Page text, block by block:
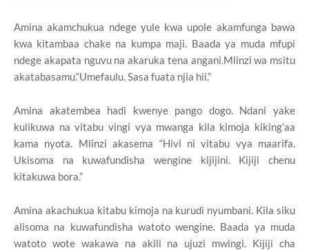
Amina akamchukua ndege yule kwa upole akamfunga bawa
kwa kitambaa chake na kumpa maji. Baada ya muda mfupi
ndege akapata nguvu na akaruka tena angani.Mlinzi wa msitu
akatabasamu.“Umefaulu. Sasa fuata njia hii.”
Amina akatembea hadi kwenye pango dogo. Ndani yake
kulikuwa na vitabu vingi vya mwanga kila kimoja kiking’aa
kama nyota. Mlinzi akasema “Hivi ni vitabu vya maarifa.
Ukisoma na kuwafundisha wengine kijijini. Kijiji chenu
kitakuwa bora.”
Amina akachukua kitabu kimoja na kurudi nyumbani. Kila siku
alisoma na kuwafundisha watoto wengine. Baada ya muda
watoto wote wakawa na akili na ujuzi mwingi. Kijiji cha